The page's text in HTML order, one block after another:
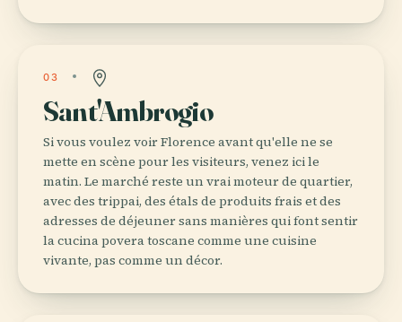
03
Sant'Ambrogio
Si vous voulez voir Florence avant qu'elle ne se
mette en scène pour les visiteurs, venez ici le
matin. Le marché reste un vrai moteur de quartier,
avec des trippai, des étals de produits frais et des
adresses de déjeuner sans manières qui font sentir
la cucina povera toscane comme une cuisine
vivante, pas comme un décor.